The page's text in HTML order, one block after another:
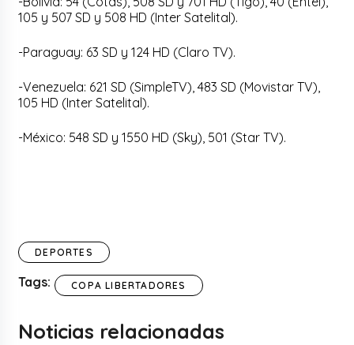
105 y 507 SD y 508 HD (Inter Satelital).
-Paraguay: 63 SD y 124 HD (Claro TV).
-Venezuela: 621 SD (SimpleTV), 483 SD (Movistar TV),
105 HD (Inter Satelital).
-México: 548 SD y 1550 HD (Sky), 501 (Star TV).
DEPORTES
Tags: COPA LIBERTADORES
Noticias relacionadas